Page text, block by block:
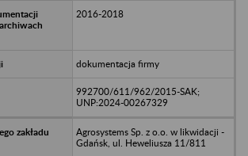
2016-2018
dokumentacja firmy
992700/611/962/2015-SAK;
UNP:2024-00267329
Agrosystems Sp. z o.o. w likwidacji -
Gdańsk, ul. Heweliusza 11/811